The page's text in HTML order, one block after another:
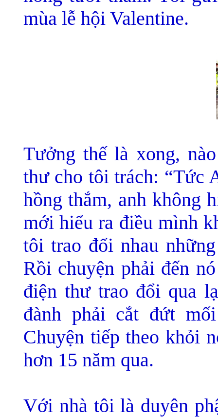
mùa lễ hội Valentine.
Tưởng thế là xong,
thư cho tôi trách: “Tức
hồng thắm, anh không
mới hiểu ra điều mình
tôi trao đổi nhau
Rồi chuyện phải đến
điện thư trao đổi qua
đành phải cắt đứt
Chuyện tiếp theo khỏi
hơn 15 năm qua.
Với nhà tôi là duyên